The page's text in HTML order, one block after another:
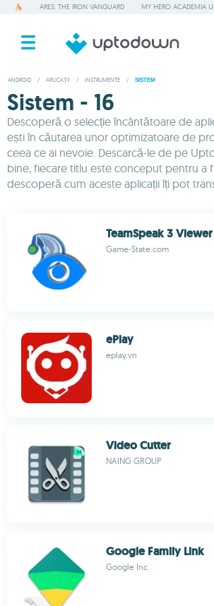
ARES: THE IRON VANGUARD MY HERO ACADEMIA
ANDROID / APLICAȚII / INSTRUMENTE / SISTEM
Sistem - 16
Descoperă o selecție încântătoare de
ești în căutarea unor optimizatoare de
ceea ce ai nevoie. Descarcă-le de pe
bine, fiecare titlu este conceput pentru a
descoperă cum aceste aplicații îți pot
TeamSpeak 3 Viewer
Game-State.com
ePlay
eplay.vn
Video Cutter
NAING GROUP
Google Family Link
Google Inc.